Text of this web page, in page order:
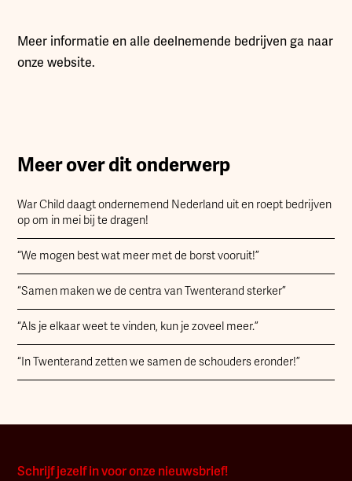
Meer informatie en alle deelnemende bedrijven ga naar
onze website.
Meer over dit onderwerp
War Child daagt ondernemend Nederland uit en roept bedrijven
op om in mei bij te dragen!
“We mogen best wat meer met de borst vooruit!”
“Samen maken we de centra van Twenterand sterker”
“Als je elkaar weet te vinden, kun je zoveel meer.”
“In Twenterand zetten we samen de schouders eronder!”
Schrijf jezelf in voor onze nieuwsbrief!